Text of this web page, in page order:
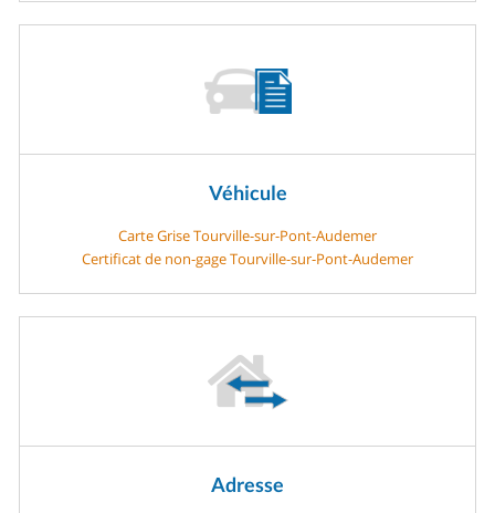
Véhicule
Carte Grise Tourville-sur-Pont-Audemer
Certificat de non-gage Tourville-sur-Pont-Audemer
Adresse